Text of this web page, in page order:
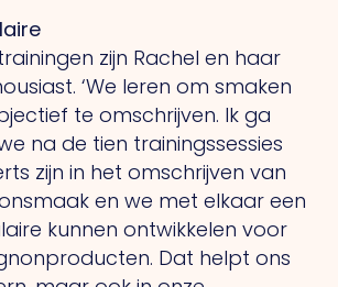
zijn Rachel en haar
‘We leren om smaken
te omschrijven. Ik ga
na de tien trainingssessies
zijn in het omschrijven van
en we met elkaar een
kunnen ontwikkelen voor
Dat helpt ons